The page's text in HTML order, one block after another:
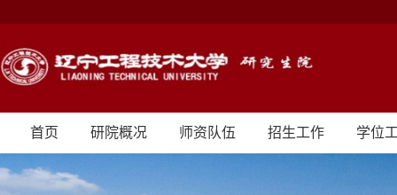
首页 研院概况 师资队伍 招生工作 学位